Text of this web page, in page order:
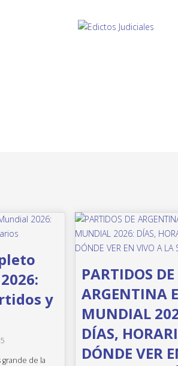
y
grande de la
PARTIDOS DE
ARGENTINA
MUNDIAL
DÍAS,
DÓNDE VER